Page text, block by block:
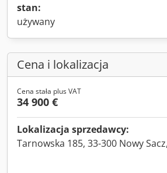
stan:
używany
Cena i lokalizacja
Cena stała plus VAT
34 900 €
Lokalizacja sprzedawcy:
Tarnowska 185, 33-300 Nowy